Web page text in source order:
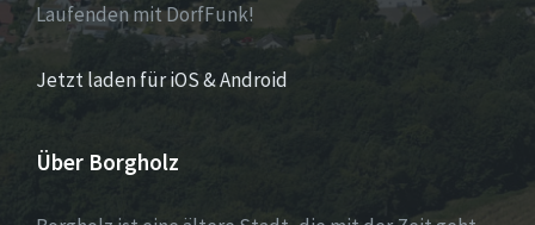
Laufenden mit DorfFunk!
Jetzt laden für iOS & Android
Über Borgholz